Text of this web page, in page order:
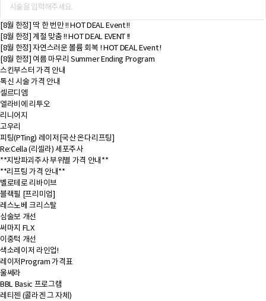
[8월 한정] 딱 한 번만 !! HOT DEAL Event !!
[8월 한정] 계절 맞춤 !! HOT DEAL EVENT !!
[8월 한정] 자연스러운 볼륨 회복 ! HOT DEAL Event !
[8월 한정] 여름 마무리 Summer Ending Program
스킨부스터 가격 안내
톡신 시술 가격 안내
셀르디엠
엘라비에 리투오
리니어지
고우리
피팅(PTing) 레이저[국산 온다리프팅]
Re:Cella (리셀라) 세포주사
**지방파괴주사 부위별 가격 안내**
**리프팅 가격 안내**
벨로테로 리바이브
블랙필 [프리미엄]
레스노베 크리스탈
심술보 개선
써마지 FLX
이중턱 개선
색소레이저 라인업!
레이저Program 가격표
울쎄라
BBL Basic 프로그램
레티젠 (콜라겐 그 자체)